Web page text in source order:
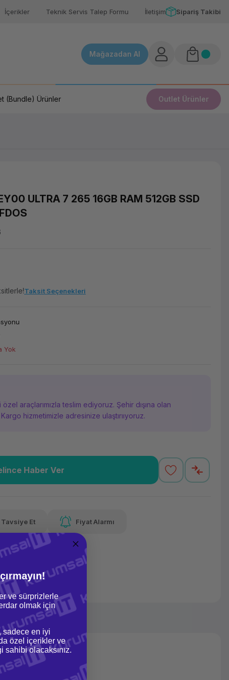
İçerikler Teknik Servis Talep Formu İletişim Sipariş Takibi
Mağazadan Al
(Bundle) Ürünler Outlet Ürünler
ULTRA 7 265 16GB RAM 512GB SSD
Taksit Seçenekleri
Yok
araçlarımızla teslim ediyoruz. Şehir dışına olan
hizmetimizle adresinize ulaştırııyoruz.
TL
Havalelerde
Özel indirim fırsatı
Haber Ver
Tavsiye Et Fiyat Alarmı
ve sürprizlerle
olmak için
sadece en iyi
özel içerikler ve
olacaksınız.